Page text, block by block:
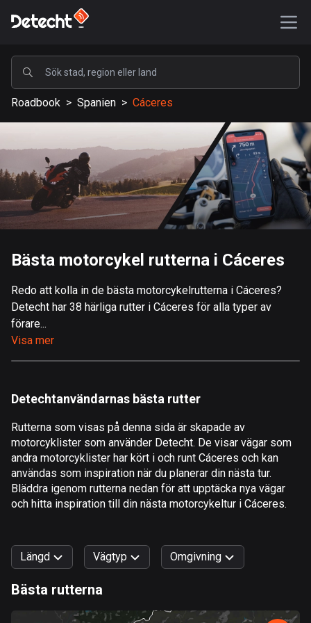
POPULÄRA
USA
587047 rutter
Sverige
203025 rutter
Storbritannien
115094 rutter
9 rutter
181 rutter
Algeriet
175 rutter
Amerikanska Jungfruöarna
1 rutt
Angola
Antigua och Barbuda
Roadbook > Spanien > Cáceres
Bästa motorcykel rutterna i Cáceres
Redo att kolla in de bästa motorcykelrutterna i Cáceres?
Detecht har 38 härliga rutter i Cáceres för alla typer av
förare...
Visa mer
Detechtanvändarnas bästa rutter
Rutterna som visas på denna sida är skapade av
motorcyklister som använder Detecht. De visar vägar som
andra motorcyklister har kört i och runt Cáceres och kan
användas som inspiration när du planerar din nästa tur.
Bläddra igenom rutterna nedan för att upptäcka nya vägar
och hitta inspiration till din nästa motorcykeltur i Cáceres.
Längd Vägtyp Omgivning
Bästa rutterna